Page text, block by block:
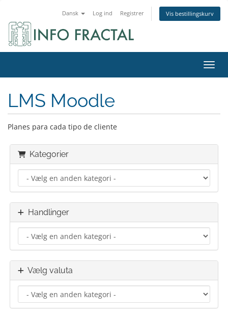
Dansk Log ind Registrer Vis bestillingskurv
Skift
LMS Moodle
Planes para cada tipo de cliente
Kategorier
Handlinger
Vælg valuta